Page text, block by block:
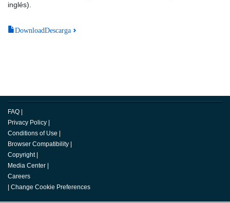
inglés).
DownloadDescarga
FAQ
Privacy Policy
Conditions of Use
Browser Compatibility
Copyright
Media Center
Careers
Change Cookie Preferences